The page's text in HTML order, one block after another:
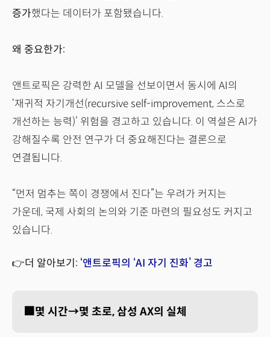
증가했다는 데이터가 포함됐습니다.
왜 중요한가:
앤트로픽은 강력한 AI 모델을 선보이면서 동시에 AI의
‘재귀적 자기개선(recursive self-improvement, 스스로
개선하는 능력)’ 위험을 경고하고 있습니다. 이 역설은 AI가
강해질수록 안전 연구가 더 중요해진다는 결론으로
연결됩니다.
“먼저 멈추는 쪽이 경쟁에서 진다”는 우려가 커지는
가운데, 국제 사회의 논의와 기준 마련의 필요성도 커지고
있습니다.
👉더 알아보기: ‘앤트로픽의 ‘AI 자기 진화’ 경고
🏢몇 시간→몇 초로, 삼성 AX의 실체